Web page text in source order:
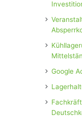
Google